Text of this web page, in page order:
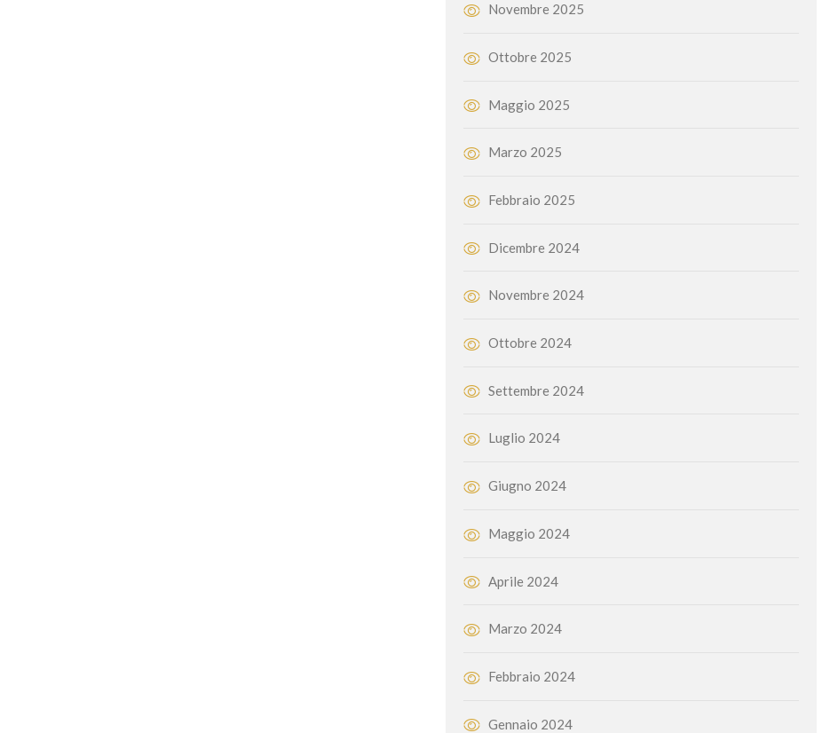
Novembre 2025
Ottobre 2025
Maggio 2025
Marzo 2025
Febbraio 2025
Dicembre 2024
Novembre 2024
Ottobre 2024
Settembre 2024
Luglio 2024
Giugno 2024
Maggio 2024
Aprile 2024
Marzo 2024
Febbraio 2024
Gennaio 2024